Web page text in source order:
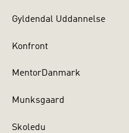
Gyldendal Uddannelse
Konfront
MentorDanmark
Munksgaard
Skoledu